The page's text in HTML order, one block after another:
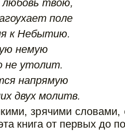
твою,
поле
к Небытию.
немую
не утолит.
напрямую
двух молитв.
зрячими
книга от первых до